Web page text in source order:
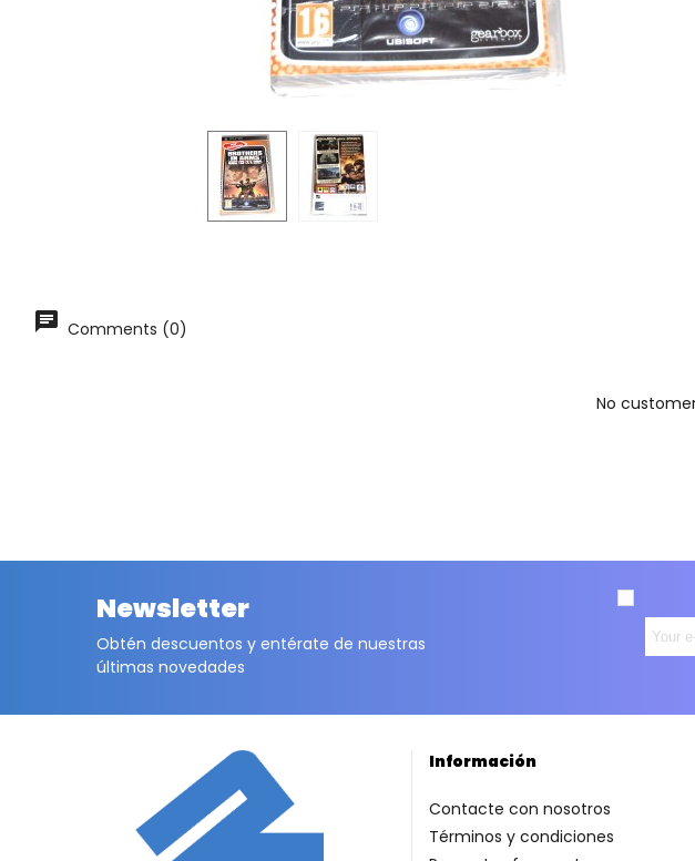
Comments (0)
No
Newsletter
Obtén descuentos y entérate de nuestras
últimas novedades
Información
Contacte con nosotros
Términos y condiciones